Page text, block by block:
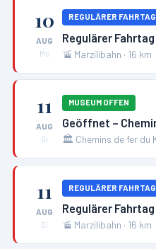
10
AUG
Mo
REGULÄRER FAHRTAG
Regulärer
🚡 Marzilibahn · 16 km
11
AUG
Di
MUSEUM OFFEN
Geöffnet –
🏛️ Chemins de fer du
11
AUG
Di
REGULÄRER FAHRTAG
Regulärer
🚡 Marzilibahn · 16 km